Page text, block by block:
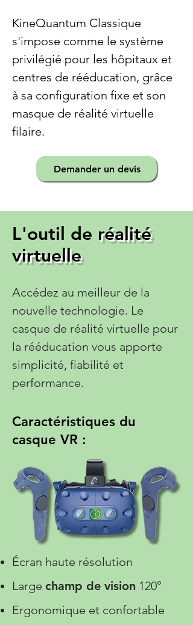
KineQuantum Classique
s'impose comme le système
privilégié pour les hôpitaux et
centres de rééducation, grâce
à sa configuration fixe et son
masque de réalité virtuelle
filaire.
Demander un devis
L'outil de réalité
virtuelle
Accédez au meilleur de la
nouvelle technologie. Le
casque de réalité virtuelle pour
la rééducation vous apporte
simplicité, fiabilité et
performance.
Caractéristiques du
casque VR :
Écran haute résolution
Large champ de vision 120°
Ergonomique et confortable